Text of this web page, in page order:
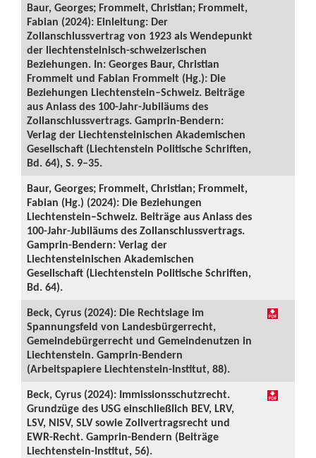
Baur, Georges; Frommelt, Christian; Frommelt,
Fabian (2024): Einleitung: Der
Zollanschlussvertrag von 1923 als Wendepunkt
der liechtensteinisch-schweizerischen
Beziehungen. In: Georges Baur, Christian
Frommelt und Fabian Frommelt (Hg.): Die
Beziehungen Liechtenstein–Schweiz. Beiträge
aus Anlass des 100-Jahr-Jubiläums des
Zollanschlussvertrags. Gamprin-Bendern:
Verlag der Liechtensteinischen Akademischen
Gesellschaft (Liechtenstein Politische Schriften,
Bd. 64), S. 9–35.
Baur, Georges; Frommelt, Christian; Frommelt,
Fabian (Hg.) (2024): Die Beziehungen
Liechtenstein–Schweiz. Beiträge aus Anlass des
100-Jahr-Jubiläums des Zollanschlussvertrags.
Gamprin-Bendern: Verlag der
Liechtensteinischen Akademischen
Gesellschaft (Liechtenstein Politische Schriften,
Bd. 64).
Beck, Cyrus (2024): Die Rechtslage im
Spannungsfeld von Landesbürgerrecht,
Gemeindebürgerrecht und Gemeindenutzen in
Liechtenstein. Gamprin-Bendern
(Arbeitspapiere Liechtenstein-Institut, 88).
Beck, Cyrus (2024): Immissionsschutzrecht.
Grundzüge des USG einschließlich BEV, LRV,
LSV, NISV, SLV sowie Zollvertragsrecht und
EWR-Recht. Gamprin-Bendern (Beiträge
Liechtenstein-Institut, 56).